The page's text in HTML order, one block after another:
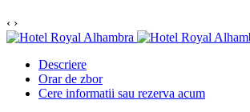
‹ ›
Descriere
Orar de zbor
Cere informatii sau rezerva acum